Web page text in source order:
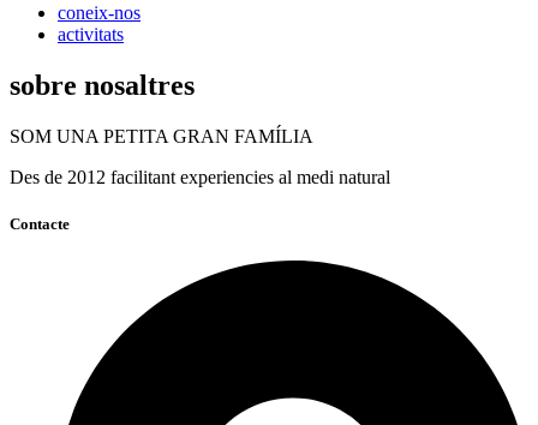
coneix-nos
activitats
sobre nosaltres
SOM UNA PETITA GRAN FAMÍLIA
Des de 2012 facilitant experiencies al medi natural
Contacte